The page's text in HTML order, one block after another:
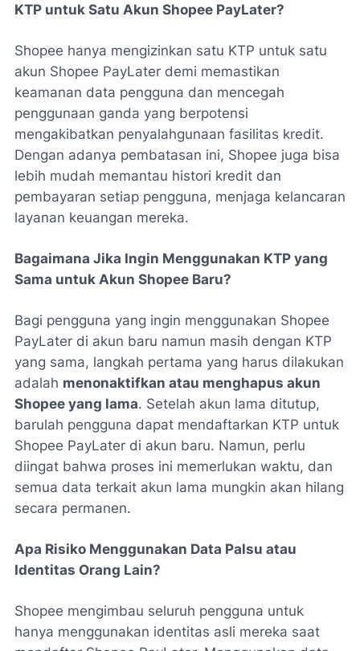
KTP untuk Satu Akun Shopee PayLater?
Shopee hanya mengizinkan satu KTP untuk satu
akun Shopee PayLater demi memastikan
keamanan data pengguna dan mencegah
penggunaan ganda yang berpotensi
mengakibatkan penyalahgunaan fasilitas kredit.
Dengan adanya pembatasan ini, Shopee juga bisa
lebih mudah memantau histori kredit dan
pembayaran setiap pengguna, menjaga kelancaran
layanan keuangan mereka.
Bagaimana Jika Ingin Menggunakan KTP yang
Sama untuk Akun Shopee Baru?
Bagi pengguna yang ingin menggunakan Shopee
PayLater di akun baru namun masih dengan KTP
yang sama, langkah pertama yang harus dilakukan
adalah menonaktifkan atau menghapus akun
Shopee yang lama. Setelah akun lama ditutup,
barulah pengguna dapat mendaftarkan KTP untuk
Shopee PayLater di akun baru. Namun, perlu
diingat bahwa proses ini memerlukan waktu, dan
semua data terkait akun lama mungkin akan hilang
secara permanen.
Apa Risiko Menggunakan Data Palsu atau
Identitas Orang Lain?
Shopee mengimbau seluruh pengguna untuk
hanya menggunakan identitas asli mereka saat